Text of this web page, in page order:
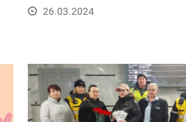
собственников земель,...
26.03.2024